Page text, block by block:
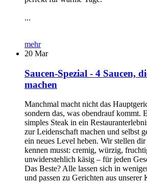
...
mehr
20 Mar
Saucen-Spezial - 4 Saucen,
machen
Manchmal macht nicht das
sondern das, was obendrauf kommt.
simples Steak in ein
zur Leidenschaft machen und selbst
ein neues Level heben. Wir stellen
kennen musst: cremig, würzig,
unwiderstehlich käsig – für jeden
Das Beste? Alle lassen sich in
und passen zu Gerichten aus unserer